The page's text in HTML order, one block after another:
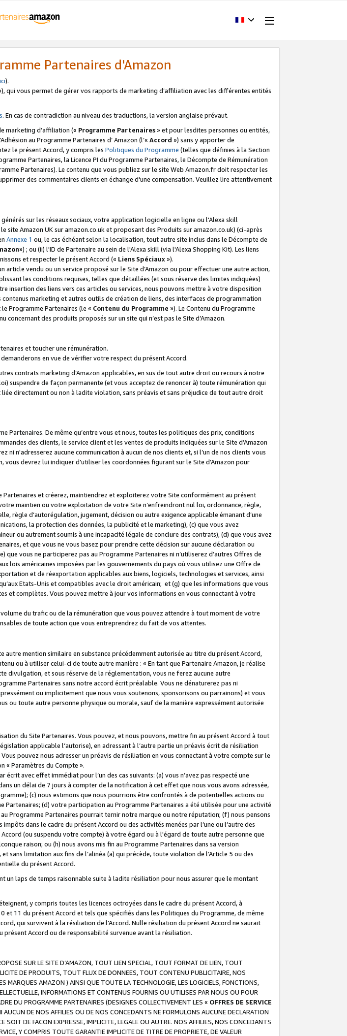
Partenaires d'Amazon
ici).
qui vous permet de gérer vos rapports de marketing d’affiliation avec les différentes entités
. En cas de contradiction au niveau des traductions, la version anglaise prévaut.
marketing d’affiliation (« Programme Partenaires» et pour lesdites personnes ou entités,
au Programme Partenaires d’ Amazon (l’« Accord ») sans y apporter de
le présent Accord, y compris les Politiques du Programme (telles que définies à la Section
Partenaires, la Licence PI du Programme Partenaires, le Décompte de Rémunération
Partenaires). Le contenu que vous publiez sur le site Web Amazon.fr doit respecter les
des commentaires clients en échange d'une compensation. Veuillez lire attentivement
sur les réseaux sociaux, votre application logicielle en ligne ou l'Alexa skill
Amazon UK sur amazon.co.uk et proposant des Produits sur amazon.co.uk) (ci-après
Annexe 1 ou, le cas échéant selon la localisation, tout autre site inclus dans le Décompte de
») ; ou (ii) l'ID de Partenaire au sein de l'Alexa skill (via l'Alexa Shopping Kit). Les liens
et respecter le présent Accord (« Liens Spéciaux»).
article vendu ou un service proposé sur le Site d’Amazon ou pour effectuer une autre action,
les conditions requises, telles que détaillées (et sous réserve des limites indiquées)
insertion des liens vers ces articles ou services, nous pouvons mettre à votre disposition
marketing et autres outils de création de liens, des interfaces de programmation
Programme Partenaires (le « Contenu du Programme »). Le Contenu du Programme
des produits proposés sur un site qui n’est pas le Site d’Amazon.
et toucher une rémunération.
en vue de vérifier votre respect du présent Accord.
contrats marketing d’Amazon applicables, en sus de tout autre droit ou recours à notre
suspendre de façon permanente (et vous acceptez de renoncer à) toute rémunération qui
directement ou non à ladite violation, sans préavis et sans préjudice de tout autre droit
De même qu’entre vous et nous, toutes les politiques des prix, conditions
des clients, le service client et les ventes de produits indiquées sur le Site d’Amazon
n'adresserez aucune communication à aucun de nos clients et, si l’un de nos clients vous
devrez lui indiquer d’utiliser les coordonnées figurant sur le Site d’Amazon pour
et créerez, maintiendrez et exploiterez votre Site conformément au présent
maintien ou votre exploitation de votre Site n’enfreindront nul loi, ordonnance, règle,
règle d’autorégulation, jugement, décision ou autre exigence applicable émanant d’une
la protection des données, la publicité et le marketing), (c) que vous avez
ou autrement soumis à une incapacité légale de conclure des contrats), (d) que vous avez
et que vous ne vous basez pour prendre cette décision sur aucune déclaration ou
vous ne participerez pas au Programme Partenaires ni n’utiliserez d’autres Offres de
lois américaines imposées par les gouvernements du pays où vous utilisez une Offre de
et de réexportation applicables aux biens, logiciels, technologies et services, ainsi
Etats-Unis et compatibles avec le droit américain; et (g) que les informations que vous
et complètes. Vous pouvez mettre à jour vos informations en vous connectant à votre
du trafic ou de la rémunération que vous pouvez attendre à tout moment de votre
de toute action que vous entreprendrez du fait de vos attentes.
mention similaire en substance précédemment autorisée au titre du présent Accord,
ou à utiliser celui-ci de toute autre manière : « En tant que Partenaire Amazon, je réalise
divulgation, et sous réserve de la réglementation, vous ne ferez aucune autre
Partenaires sans notre accord écrit préalable. Vous ne dénaturerez pas ni
ou implicitement que nous vous soutenons, sponsorisons ou parrainons) et vous
ou toute autre personne physique ou morale, sauf de la manière expressément autorisée
du Site Partenaires. Vous pouvez, et nous pouvons, mettre fin au présent Accord à tout
applicable l’autorise), en adressant à l’autre partie un préavis écrit de résiliation
pouvez nous adresser un préavis de résiliation en vous connectant à votre compte sur le
« Paramètres du Compte ».
avec effet immédiat pour l’un des cas suivants: (a) vous n’avez pas respecté une
un délai de 7 jours à compter de la notification à cet effet que nous vous avons adressée,
(c) nous estimons que nous pourrions être confrontés à de potentielles actions ou
(d) votre participation au Programme Partenaires a été utilisée pour une activité
Programme Partenaires pourrait ternir notre marque ou notre réputation; (f) nous pensons
dans le cadre du présent Accord ou des activités menées par l’une ou l’autre des
(ou suspendu votre compte) à votre égard ou à l'égard de toute autre personne que
raison; ou (h) nous avons mis fin au Programme Partenaires dans sa version
limitation aux fins de l’alinéa (a) qui précède, toute violation de l’Article 5 ou des
du présent Accord.
un laps de temps raisonnable suite à ladite résiliation pour nous assurer que le montant
y compris toutes les licences octroyées dans le cadre du présent Accord, à
11 du présent Accord et tels que spécifiés dans les Politiques du Programme, de même
qui survivent à la résiliation de l’Accord. Nulle résiliation du présent Accord ne saurait
Accord ou de responsabilité survenue avant la résiliation.
SUR LE SITE D’AMAZON, TOUT LIEN SPECIAL, TOUT FORMAT DE LIEN, TOUT
DE PRODUITS, TOUT FLUX DE DONNEES, TOUT CONTENU PUBLICITAIRE, NOS
MARQUES AMAZON ) AINSI QUE TOUTE LA TECHNOLOGIE, LES LOGICIELS, FONCTIONS,
INFORMATIONS ET CONTENUS FOURNIS OU UTILISES PAR NOUS OU POUR
DU PROGRAMME PARTENAIRES (DESIGNES COLLECTIVEMENT LES « OFFRES DE SERVICE
DE NOS AFFILIES OU DE NOS CONCEDANTS NE FORMULONS AUCUNE DECLARATION
SOIT DE FACON EXPRESSE, IMPLICITE, LEGALE OU AUTRE. NOS AFFILIES, NOS CONCEDANTS
Y COMPRIS TOUTE GARANTIE IMPLICITE DE TITRE DE PROPRIETE, DE VALEUR